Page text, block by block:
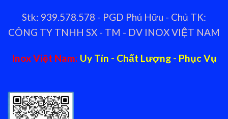
Stk: 939.578.578 - PGD Phú Hữu - Chủ TK:
CÔNG TY TNHH SX - TM - DV INOX VIỆT NAM
Inox Việt Nam: Uy Tín - Chất Lượng - Phục Vụ